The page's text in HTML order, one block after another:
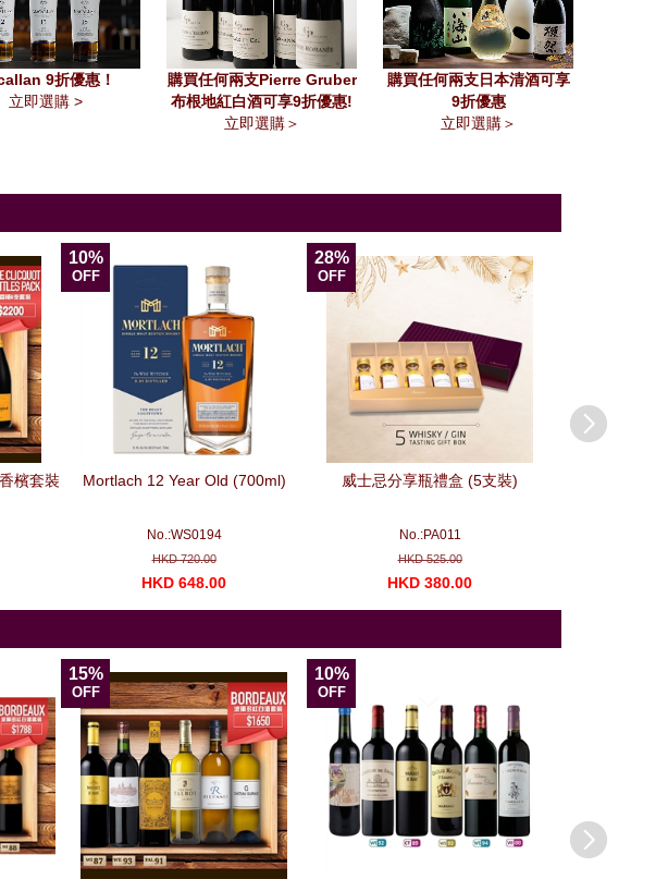
9折優惠！
立即選購 >
購買任何兩支Pierre Gruber
布根地紅白酒可享9折優惠!
立即選購＞
購買任何兩支日本清酒可享
9折優惠
立即選購＞
檳套裝
10%
OFF
Mortlach 12 Year Old (700ml)
No.:WS0194
HKD 720.00
HKD 648.00
28%
OFF
威士忌分享瓶禮盒 (5支裝)
No.:PA011
HKD 525.00
HKD 380.00
15%
OFF
10%
OFF